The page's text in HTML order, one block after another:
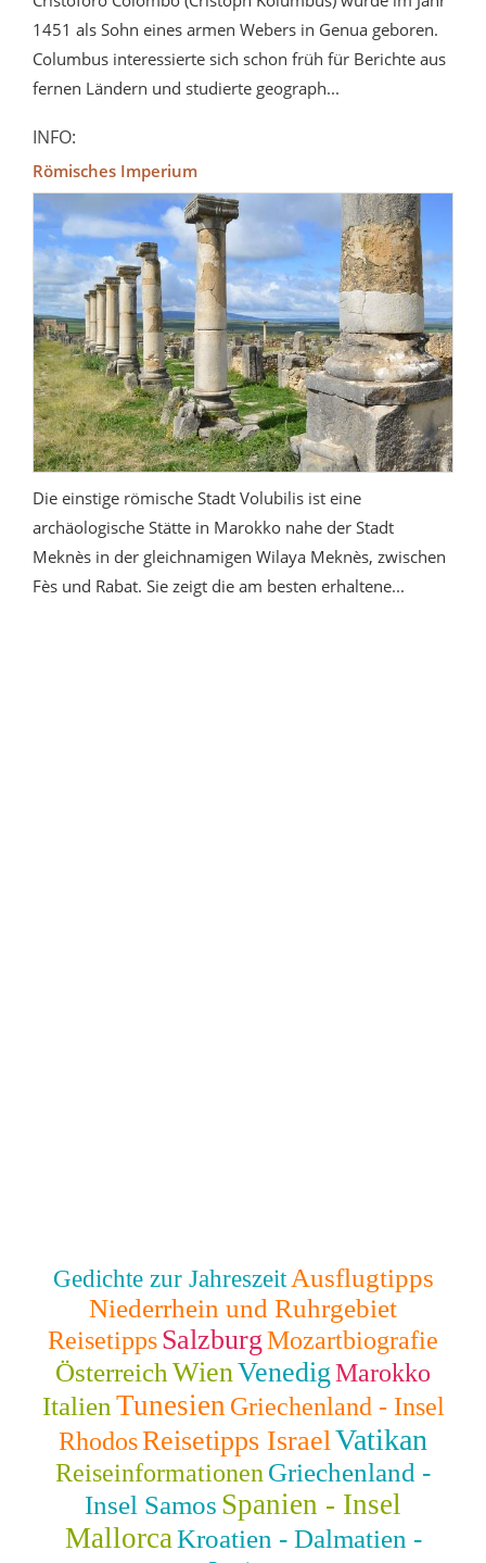
1451 als Sohn eines armen Webers in Genua geboren.
Columbus interessierte sich schon früh für Berichte aus
fernen Ländern und studierte geograph...
INFO:
Römisches Imperium
Die einstige römische Stadt Volubilis ist eine
archäologische Stätte in Marokko nahe der Stadt
Meknès in der gleichnamigen Wilaya Meknès, zwischen
Fès und Rabat. Sie zeigt die am besten erhaltene...
Gedichte zur Jahreszeit Ausflugtipps
Niederrhein und Ruhrgebiet
ReisetippsSalzburgMozartbiografie
Österreich WienVenedigMarokko
Italien Tunesien Griechenland - Insel
RhodosReisetipps IsraelVatikan
ReiseinformationenGriechenland -
Insel Samos Spanien - Insel
MallorcaKroatien - Dalmatien -